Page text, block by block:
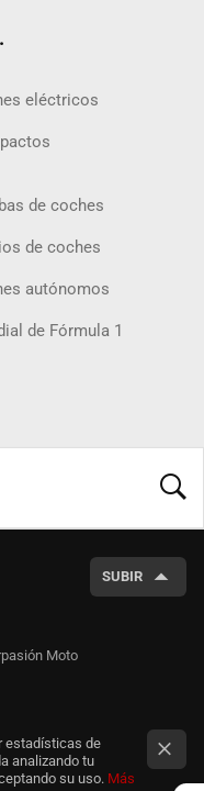
eléctricos
de coches
de coches
autónomos
de Fórmula 1
SUBIR
Moto
estadísticas de
analizando tu
su uso. Más